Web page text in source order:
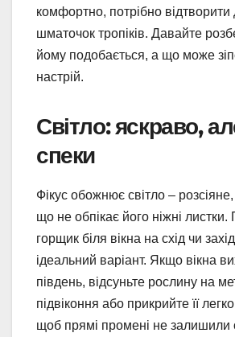
комфортно, потрібно відтворити
шматочок тропіків. Давайте
йому подобається, а що може
настрій.
Світло: яскраво,
спеки
Фікус обожнює світло – розсіяне,
що не обпікає його ніжні листки.
горщик біля вікна на схід чи
ідеальний варіант. Якщо вікна
південь, відсуньте рослину на
підвіконня або прикрийте її
щоб прямі промені не залишили